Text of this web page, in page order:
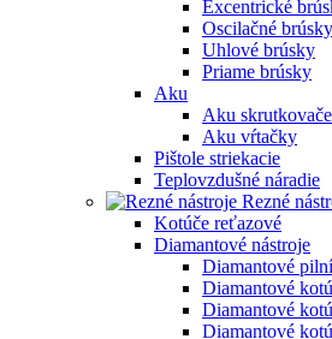
Excentrické
Oscilačné brúsky
Uhlové brúsky
Priame brúsky
Aku
Aku skrutkovače
Aku vŕtačky
Pištole striekacie
Teplovzdušné náradie
Rezné
Kotúče reťazové
Diamantové nástroje
Diamantové
Diamantové
Diamantové
Diamantové